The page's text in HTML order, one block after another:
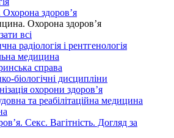
здоров’я
Охорона здоров’я
всі
радіологія і рентгенологія
медицина
справа
біологічні дисципліни
охорони здоров’я
та реабілітаційна медицина
Секс. Вагітність. Догляд за